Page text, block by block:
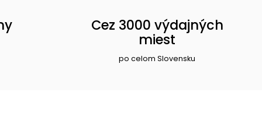
Cez 3000 výdajných
miest
po celom Slovensku